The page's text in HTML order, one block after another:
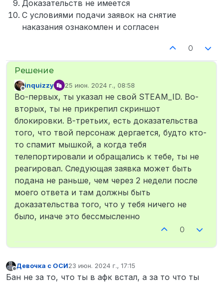
Доказательств не имеется
С условиями подачи заявок на снятие
наказания ознакомлен и согласен
0
Не в сети
inquizzy 25 июн. 2024 г., 08:58
отредактировано
Во-первых, ты указал не свой STEAM_ID. Во-
вторых, ты не прикрепил скриншот
блокировки. В-третьих, есть доказательства
того, что твой персонаж дергается, будто кто-
то спамит мышкой, а когда тебя
телепортировали и обращались к тебе, ты не
реагировал. Следующая заявка может быть
подана не раньше, чем через 2 недели после
моего ответа и там должны быть
доказательства того, что у тебя ничего не
было, иначе это бессмысленно
0
Девочка с ОСИ23 июн. 2024 г., 17:15
отредактировано
Бан не за то, что ты в афк встал, а за то что ты